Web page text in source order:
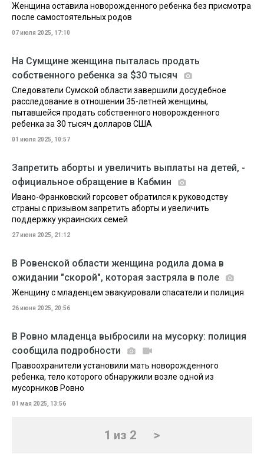
Женщина оставила новорожденного ребенка без присмотра
после самостоятельных родов
07 июля 2025, 17:10
На Сумщине женщина пыталась продать
собственного ребенка за $30 тысяч
Следователи Сумской области завершили досудебное
расследование в отношении 35-летней женщины,
пытавшейся продать собственного новорожденного
ребенка за 30 тысяч долларов США
01 июля 2025, 10:57
Запретить аборты и увеличить выплаты на детей, -
официальное обращение в Кабмин
Ивано-Франковский горсовет обратился к руководству
страны с призывом запретить аборты и увеличить
поддержку украинских семей
27 июня 2025, 21:12
В Ровенской области женщина родила дома в
ожидании "скорой", которая застряла в поле
Женщину с младенцем эвакуировали спасатели и полиция
26 июня 2025, 20:56
В Ровно младенца выбросили на мусорку: полиция
сообщила подробности
Правоохранители установили мать новорожденного
ребенка, тело которого обнаружили возле одной из
мусорников Ровно
01 мая 2025, 13:56
1 из 2 >